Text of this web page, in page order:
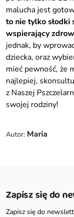
malucha jest
to nie tylko słodki
wspierający
jednak, by
dziecka, oraz
mieć pewność, że
najlepiej,
z Naszej
swojej rodziny!
Autor: Maria
Zapisz się do
Zapisz się do